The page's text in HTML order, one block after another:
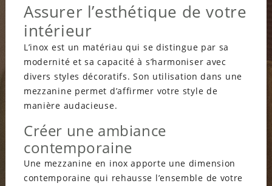
Assurer l’esthétique de votre
intérieur
L’inox est un matériau qui se distingue par sa
modernité et sa capacité à s’harmoniser avec
divers styles décoratifs. Son utilisation dans une
mezzanine permet d’affirmer votre style de
manière audacieuse.
Créer une ambiance
contemporaine
Une mezzanine en inox apporte une dimension
contemporaine qui rehausse l’ensemble de votre